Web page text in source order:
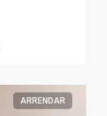
ARRENDAR